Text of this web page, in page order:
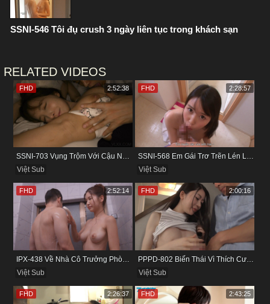
SSNI-546 Tôi đụ crush 3 ngày liên tục trong khách sạn
RELATED VIDEOS
SSNI-703 Vụng Trộm Với Cậu Nhân Viên Ngay Bên Cạnh Chồng
Việt Sub
FHD 2:52:38
SSNI-568 Em Gái Trơ Trẽn Lén Lút Vụng Trộm Với Bồ Của Chị
Việt Sub
FHD 2:28:57
Việt Sub
FHD 2:52:14
Việt Sub
FHD 2:00:16
FHD 2:26:37 FHD 2:43:25